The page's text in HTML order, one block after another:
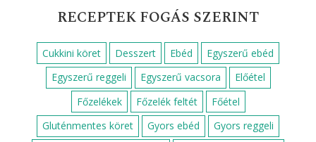
RECEPTEK FOGÁS SZERINT
Cukkini köret Desszert Ebéd
Egyszerű ebéd
Egyszerű reggeli
Egyszerű vacsora
Előétel
Főzelékek
Főzelék feltét
Főétel
Gluténmentes köret
Gyors ebéd
Gyors reggeli